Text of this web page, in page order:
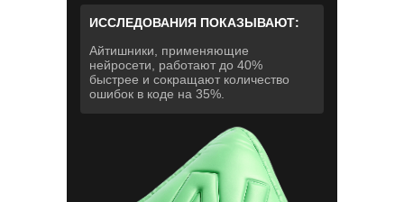
ИССЛЕДОВАНИЯ ПОКАЗЫВАЮТ:
Айтишники, применяющие
нейросети, работают до 40%
быстрее и сокращают количество
ошибок в коде на 35%.